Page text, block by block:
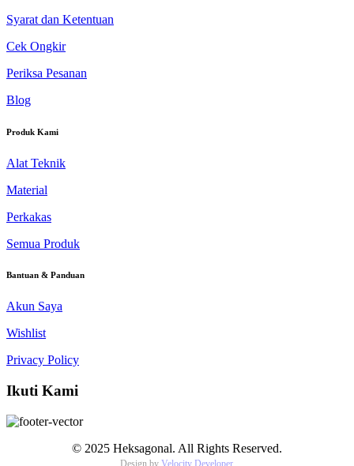
Syarat dan Ketentuan
Cek Ongkir
Periksa Pesanan
Blog
Produk Kami
Alat Teknik
Material
Perkakas
Semua Produk
Bantuan & Panduan
Akun Saya
Wishlist
Privacy Policy
Ikuti Kami
© 2025 Heksagonal. All Rights Reserved.
Design by Velocity Developer.